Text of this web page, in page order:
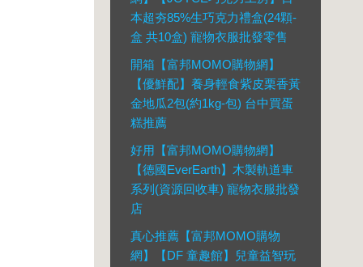
本超夯85%生巧克力禮盒(24顆-
盒 共10盒) 寵物衣服批發零售
開箱【富邦MOMO購物網】
【優鮮配】養身輕食紫皮栗香黃
金地瓜2包(約1kg-包) 台中買蛋
糕推薦
好用【富邦MOMO購物網】
【德國EverEarth】木製軌道車
系列(資源回收車) 寵物衣服批發
店
真心推薦【富邦MOMO購物
網】【DF 童趣館】兒童益智玩